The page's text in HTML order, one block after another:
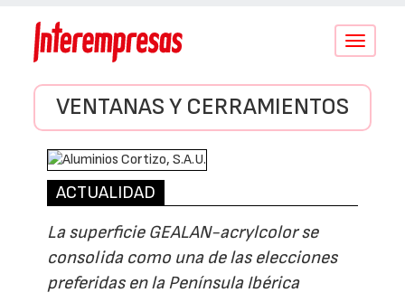
Conmutar
VENTANAS Y CERRAMIENTOS
ACTUALIDAD
La superficie GEALAN-acrylcolor se
consolida como una de las elecciones
preferidas en la Península Ibérica